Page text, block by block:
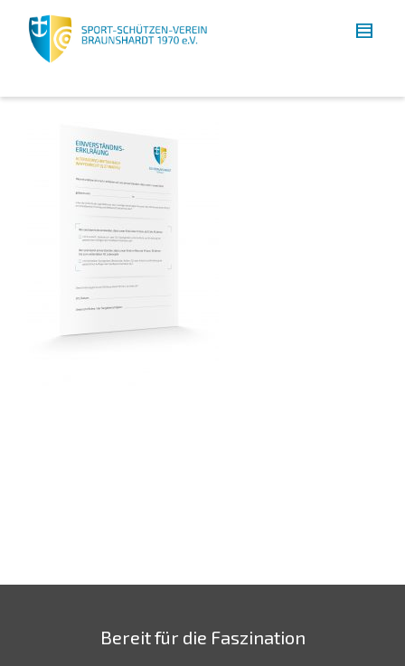
Bereit für die Faszination